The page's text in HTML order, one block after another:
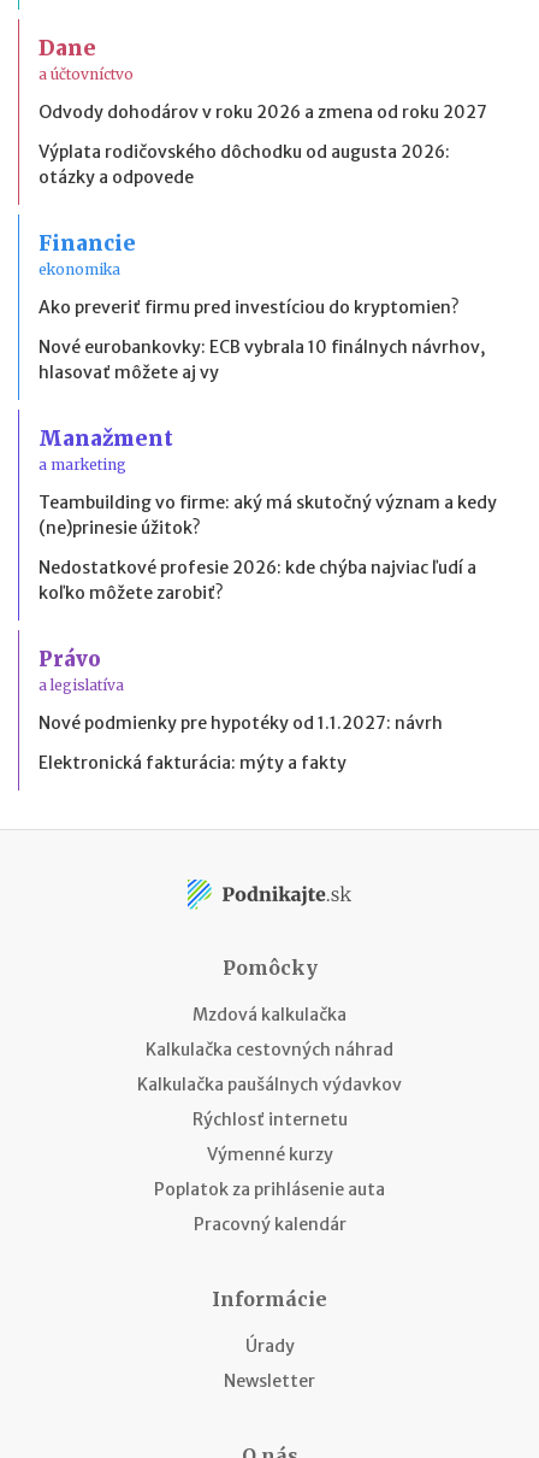
Dane
a účtovníctvo
Odvody dohodárov v roku 2026 a zmena od roku 2027
Výplata rodičovského dôchodku od augusta 2026:
otázky a odpovede
Financie
ekonomika
Ako preveriť firmu pred investíciou do kryptomien?
Nové eurobankovky: ECB vybrala 10 finálnych návrhov,
hlasovať môžete aj vy
Manažment
a marketing
Teambuilding vo firme: aký má skutočný význam a kedy
(ne)prinesie úžitok?
Nedostatkové profesie 2026: kde chýba najviac ľudí a
koľko môžete zarobiť?
Právo
a legislatíva
Nové podmienky pre hypotéky od 1.1.2027: návrh
Elektronická fakturácia: mýty a fakty
Pomôcky
Mzdová kalkulačka
Kalkulačka cestovných náhrad
Kalkulačka paušálnych výdavkov
Rýchlosť internetu
Výmenné kurzy
Poplatok za prihlásenie auta
Pracovný kalendár
Informácie
Úrady
Newsletter